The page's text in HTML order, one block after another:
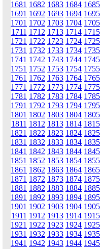
1681 1682 1683 1684 1685
1691 1692 1693 1694 1695
1701 1702 1703 1704 1705
1711 1712 1713 1714 1715
1721 1722 1723 1724 1725
1731 1732 1733 1734 1735
1741 1742 1743 1744 1745
1751 1752 1753 1754 1755
1761 1762 1763 1764 1765
1771 1772 1773 1774 1775
1781 1782 1783 1784 1785
1791 1792 1793 1794 1795
1801 1802 1803 1804 1805
1811 1812 1813 1814 1815
1821 1822 1823 1824 1825
1831 1832 1833 1834 1835
1841 1842 1843 1844 1845
1851 1852 1853 1854 1855
1861 1862 1863 1864 1865
1871 1872 1873 1874 1875
1881 1882 1883 1884 1885
1891 1892 1893 1894 1895
1901 1902 1903 1904 1905
1911 1912 1913 1914 1915
1921 1922 1923 1924 1925
1931 1932 1933 1934 1935
1941 1942 1943 1944 1945